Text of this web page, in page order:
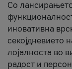
Со
иновативна
секојдневието
лојалноста во
радост и